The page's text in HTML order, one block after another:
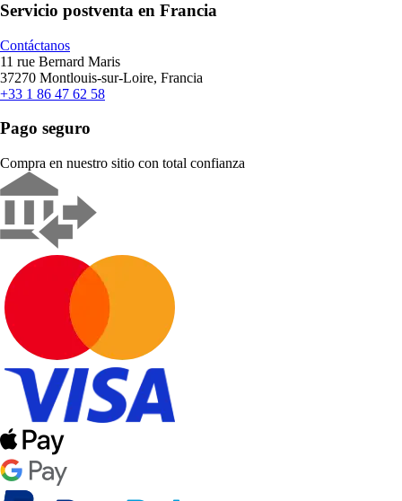
Servicio postventa en Francia
Contáctanos
11 rue Bernard Maris
37270 Montlouis-sur-Loire, Francia
+33 1 86 47 62 58
Pago seguro
Compra en nuestro sitio con total confianza